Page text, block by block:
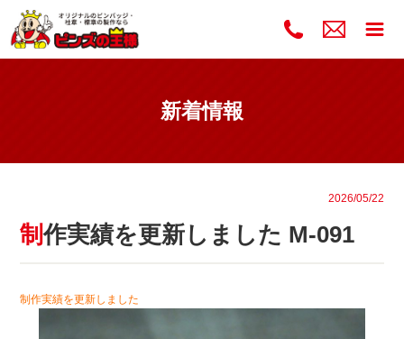
新着情報
2026/05/22
制作実績を更新しました M-091
制作実績を更新しました